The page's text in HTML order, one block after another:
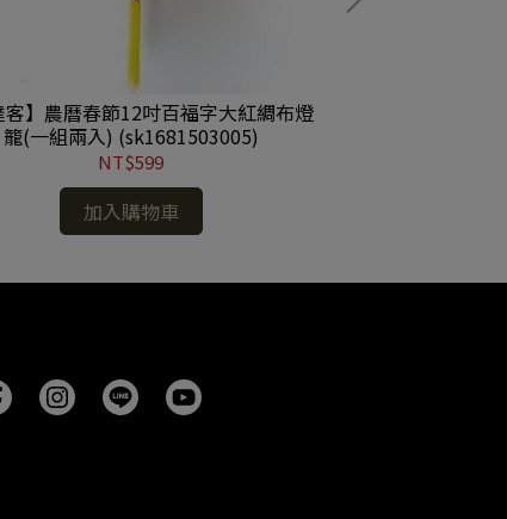
客】農曆春節12吋百福字大紅綢布燈
籠(一組兩入) (sk1681503005)
NT$599
加入購物車